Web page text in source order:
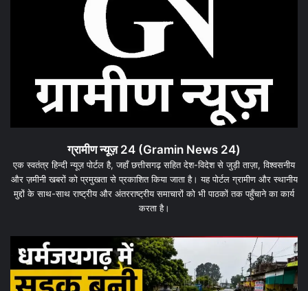
ग्रामीण न्यूज़ 24 (Gramin News 24)
एक स्वतंत्र हिन्दी न्यूज़ पोर्टल है, जहाँ छत्तीसगढ़ सहित देश-विदेश से जुड़ी ताज़ा, विश्वसनीय
और ज़मीनी खबरों को प्रमुखता से प्रकाशित किया जाता है। यह पोर्टल ग्रामीण और स्थानीय
मुद्दों के साथ-साथ राष्ट्रीय और अंतरराष्ट्रीय समाचारों को भी पाठकों तक पहुँचाने का कार्य
करता है।
धरमजयगढ़
में
मलेरिया
अलर्ट: